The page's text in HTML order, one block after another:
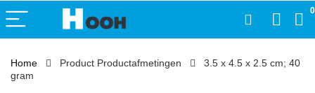
0
Home Product Productafmetingen
‎3.5 x 4.5 x 2.5 cm; 40
gram